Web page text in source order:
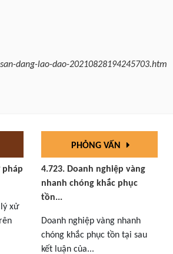
dang-lao-dao-20210828194245703.htm
pháp
lý xử
PHỎNG VẤN
4.723. Doanh nghiệp vàng
nhanh chóng khắc phục
tồn...
Doanh nghiệp vàng nhanh
chóng khắc phục tồn tại sau
kết luận của...